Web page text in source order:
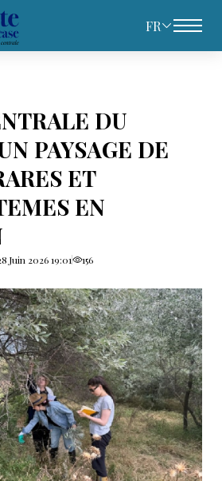
FR
DU
PAYSAGE DE
ET
EN
Juin 2026 19:01 156